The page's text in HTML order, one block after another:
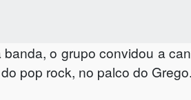
o grupo convidou a
pop rock, no palco do